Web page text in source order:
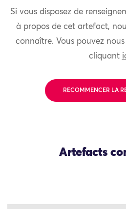
Si vous disposez de
à propos de cet artefact,
connaître. Vous pouvez
cliquant
RECOMMENCER LA
Artefacts